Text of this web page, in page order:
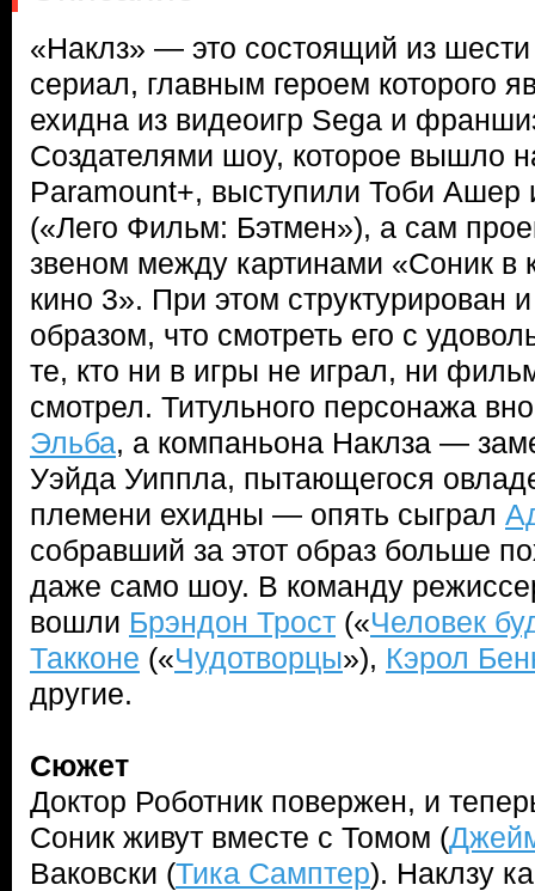
«Наклз» — это состоящий из
сериал, главным героем которого
ехидна из видеоигр Sega и
Создателями шоу, которое вышло
Paramount+, выступили Тоби Ашер
(«Лего Фильм: Бэтмен»), а сам
звеном между картинами «Соник в
кино 3». При этом структурирован
образом, что смотреть его с
те, кто ни в игры не играл, ни
смотрел. Титульного персонажа
Эльба, а компаньона Наклза —
Уэйда Уиппла, пытающегося
племени ехидны — опять сыграл
собравший за этот образ больше
даже само шоу. В команду
вошли Брэндон Трост («Человек
Такконе («Чудотворцы»), Кэрол
другие.
Сюжет
Доктор Роботник повержен, и
Соник живут вместе с Томом (
Ваковски (Тика Самптер). Наклзу